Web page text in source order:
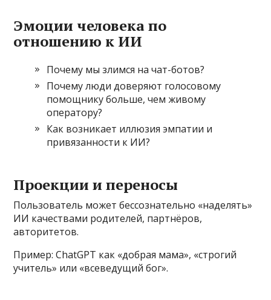
Эмоции человека по
отношению к ИИ
Почему мы злимся на чат-ботов?
Почему люди доверяют голосовому
помощнику больше, чем живому
оператору?
Как возникает иллюзия эмпатии и
привязанности к ИИ?
Проекции и переносы
Пользователь может бессознательно «наделять»
ИИ качествами родителей, партнёров,
авторитетов.
Пример: ChatGPT как «добрая мама», «строгий
учитель» или «всеведущий бог».